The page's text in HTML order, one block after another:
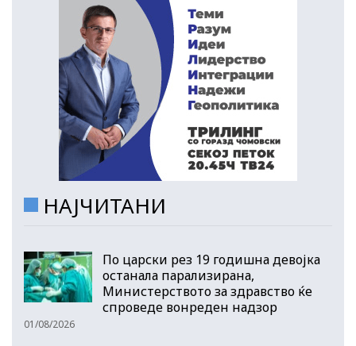
НАЈЧИТАНИ
По царски рез 19 годишна девојка
останала парализирана,
Министерството за здравство ќе
спроведе вонреден надзор
01/08/2026